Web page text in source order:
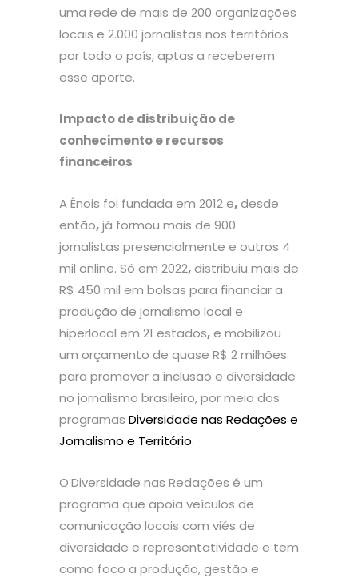
uma rede de mais de 200 organizações
locais e 2.000 jornalistas nos territórios
por todo o país, aptas a receberem
esse aporte.
Impacto de distribuição de
conhecimento e recursos
financeiros
A Énois foi fundada em 2012 e,desde
então,já formou mais de 900
jornalistas presencialmente e outros 4
mil online. Só em 2022,distribuiu mais de
R$ 450 mil em bolsas para financiar a
produção de jornalismo local e
hiperlocal em 21 estados,e mobilizou
um orçamento de quase R$ 2 milhões
para promover a inclusão e diversidade
no jornalismo brasileiro, por meio dos
programas Diversidade nas Redações e
Jornalismo e Território.
ODiversidade nas Redações é um
programa que apoia veículos de
comunicação locais com viés de
diversidade e representatividade e tem
como foco a produção, gestão e